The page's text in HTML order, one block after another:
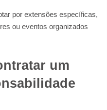
por extensões específicas,
ou eventos organizados
um